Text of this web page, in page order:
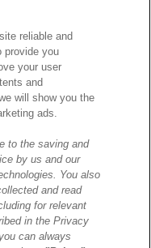
reliable and
provide you
your user
and
will show you the
ads.
to the saving and
by us and our
You also
and read
for relevant
in the Privacy
can always